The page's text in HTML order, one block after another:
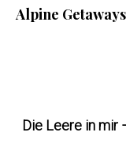
Alpine
Die Leere in mir